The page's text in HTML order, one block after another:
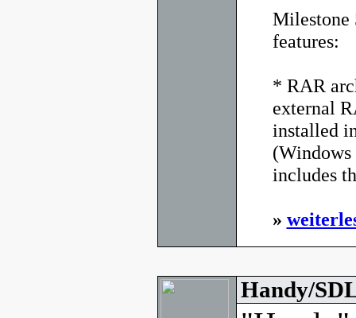
Milestone
features:
* RAR
external
installed
includes
»
Handy/